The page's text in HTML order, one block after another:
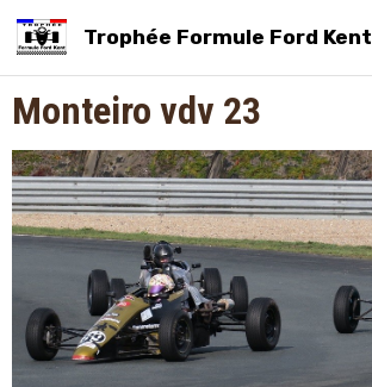
Trophée Formule Ford Kent
Monteiro vdv 23